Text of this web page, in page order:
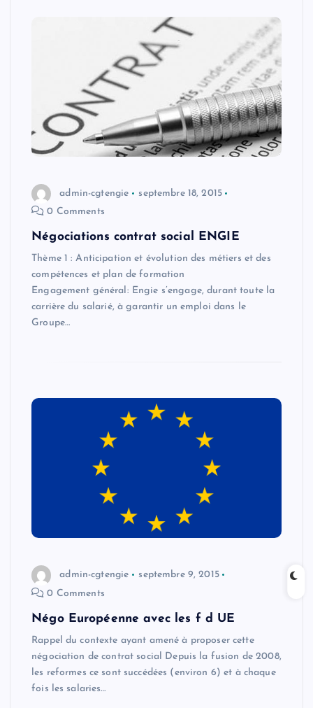
admin-cgtengie
septembre 18, 2015
0 Comments
Négociations contrat social ENGIE
Thème 1 : Anticipation et évolution des métiers et des
compétences et plan de formation
Engagement général: Engie s’engage, durant toute la
carrière du salarié, à garantir un emploi dans le
Groupe…
admin-cgtengie
septembre 9, 2015
0 Comments
Négo Européenne avec les f d UE
Rappel du contexte ayant amené à proposer cette
négociation de contrat social Depuis la fusion de 2008,
les reformes ce sont succédées (environ 6) et à chaque
fois les salaries…